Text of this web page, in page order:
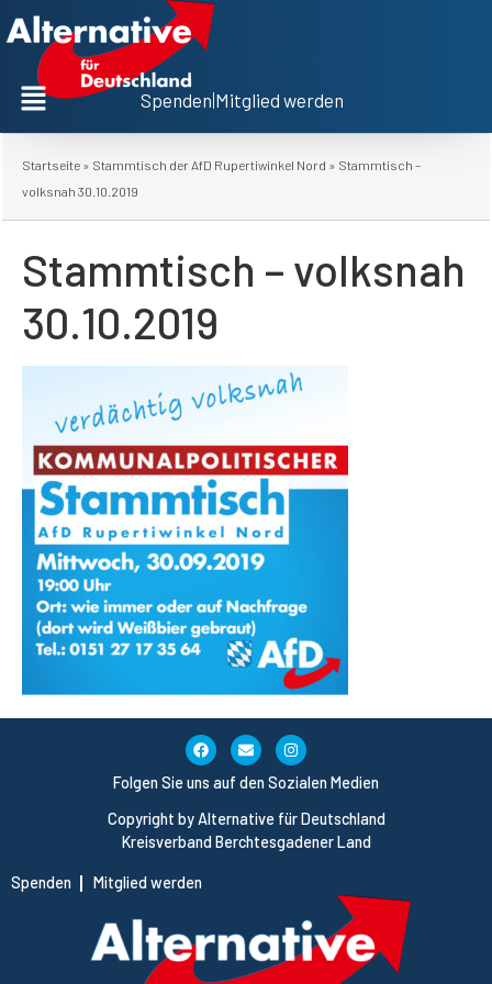
Spenden Mitglied werden
Startseite » Stammtisch der AfD Rupertiwinkel Nord » Stammtisch –
volksnah 30.10.2019
Stammtisch – volksnah
30.10.2019
Copyright by Alternative für Deutschland
Kreisverband Berchtesgadener Land
Spenden Mitglied werden
Folgen Sie uns auf den Sozialen Medien